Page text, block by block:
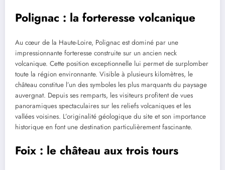
Polignac : la forteresse volcanique
Au cœur de la Haute-Loire, Polignac est dominé par une
impressionnante forteresse construite sur un ancien neck
volcanique. Cette position exceptionnelle lui permet de surplomber
toute la région environnante. Visible à plusieurs kilomètres, le
château constitue l’un des symboles les plus marquants du paysage
auvergnat. Depuis ses remparts, les visiteurs profitent de vues
panoramiques spectaculaires sur les reliefs volcaniques et les
vallées voisines. L’originalité géologique du site et son importance
historique en font une destination particulièrement fascinante.
Foix : le château aux trois tours